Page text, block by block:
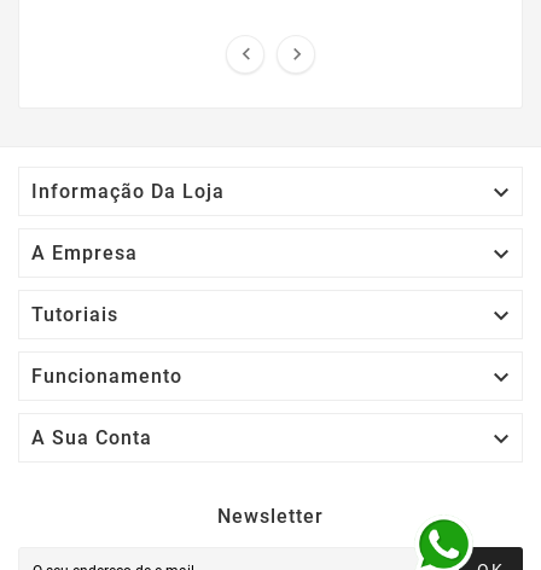
 
Informação Da Loja 
A Empresa 
Tutoriais 
Funcionamento 
A Sua Conta 
Newsletter